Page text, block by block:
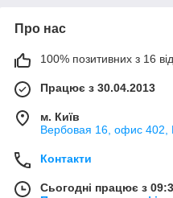
Про нас
100% позитивних з 16
Працює з 30.04.2013
м. Київ
Вербовая 16, офис 402,
Контакти
Сьогодні працює з